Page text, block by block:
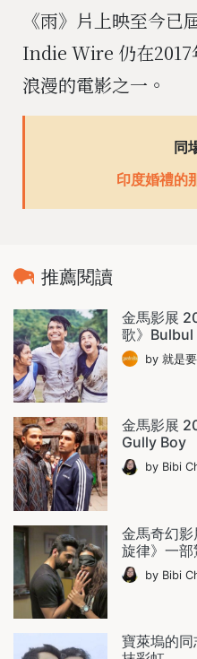
《雨》片上映至今已
Indie Wire 仍在2017
浪漫的電影之一。
同
印度婚禮的
推薦閱讀
金馬影展
歌》
by 就是
金馬影展
Gully Boy
by Bibi
金馬奇幻
旋律》一
by Bibi
寶萊塢的